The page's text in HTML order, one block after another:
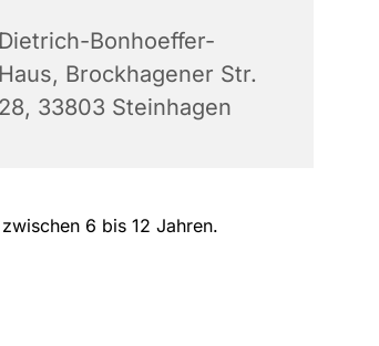
Dietrich-Bonhoeffer-
Haus, Brockhagener Str.
28, 33803 Steinhagen
6 bis 12 Jahren.